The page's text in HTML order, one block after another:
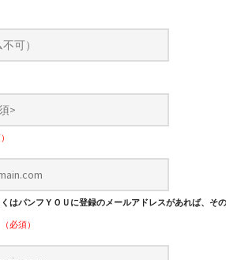
はパンフＹＯＵに登録のメールアドレスがあれば、そ
（必須）